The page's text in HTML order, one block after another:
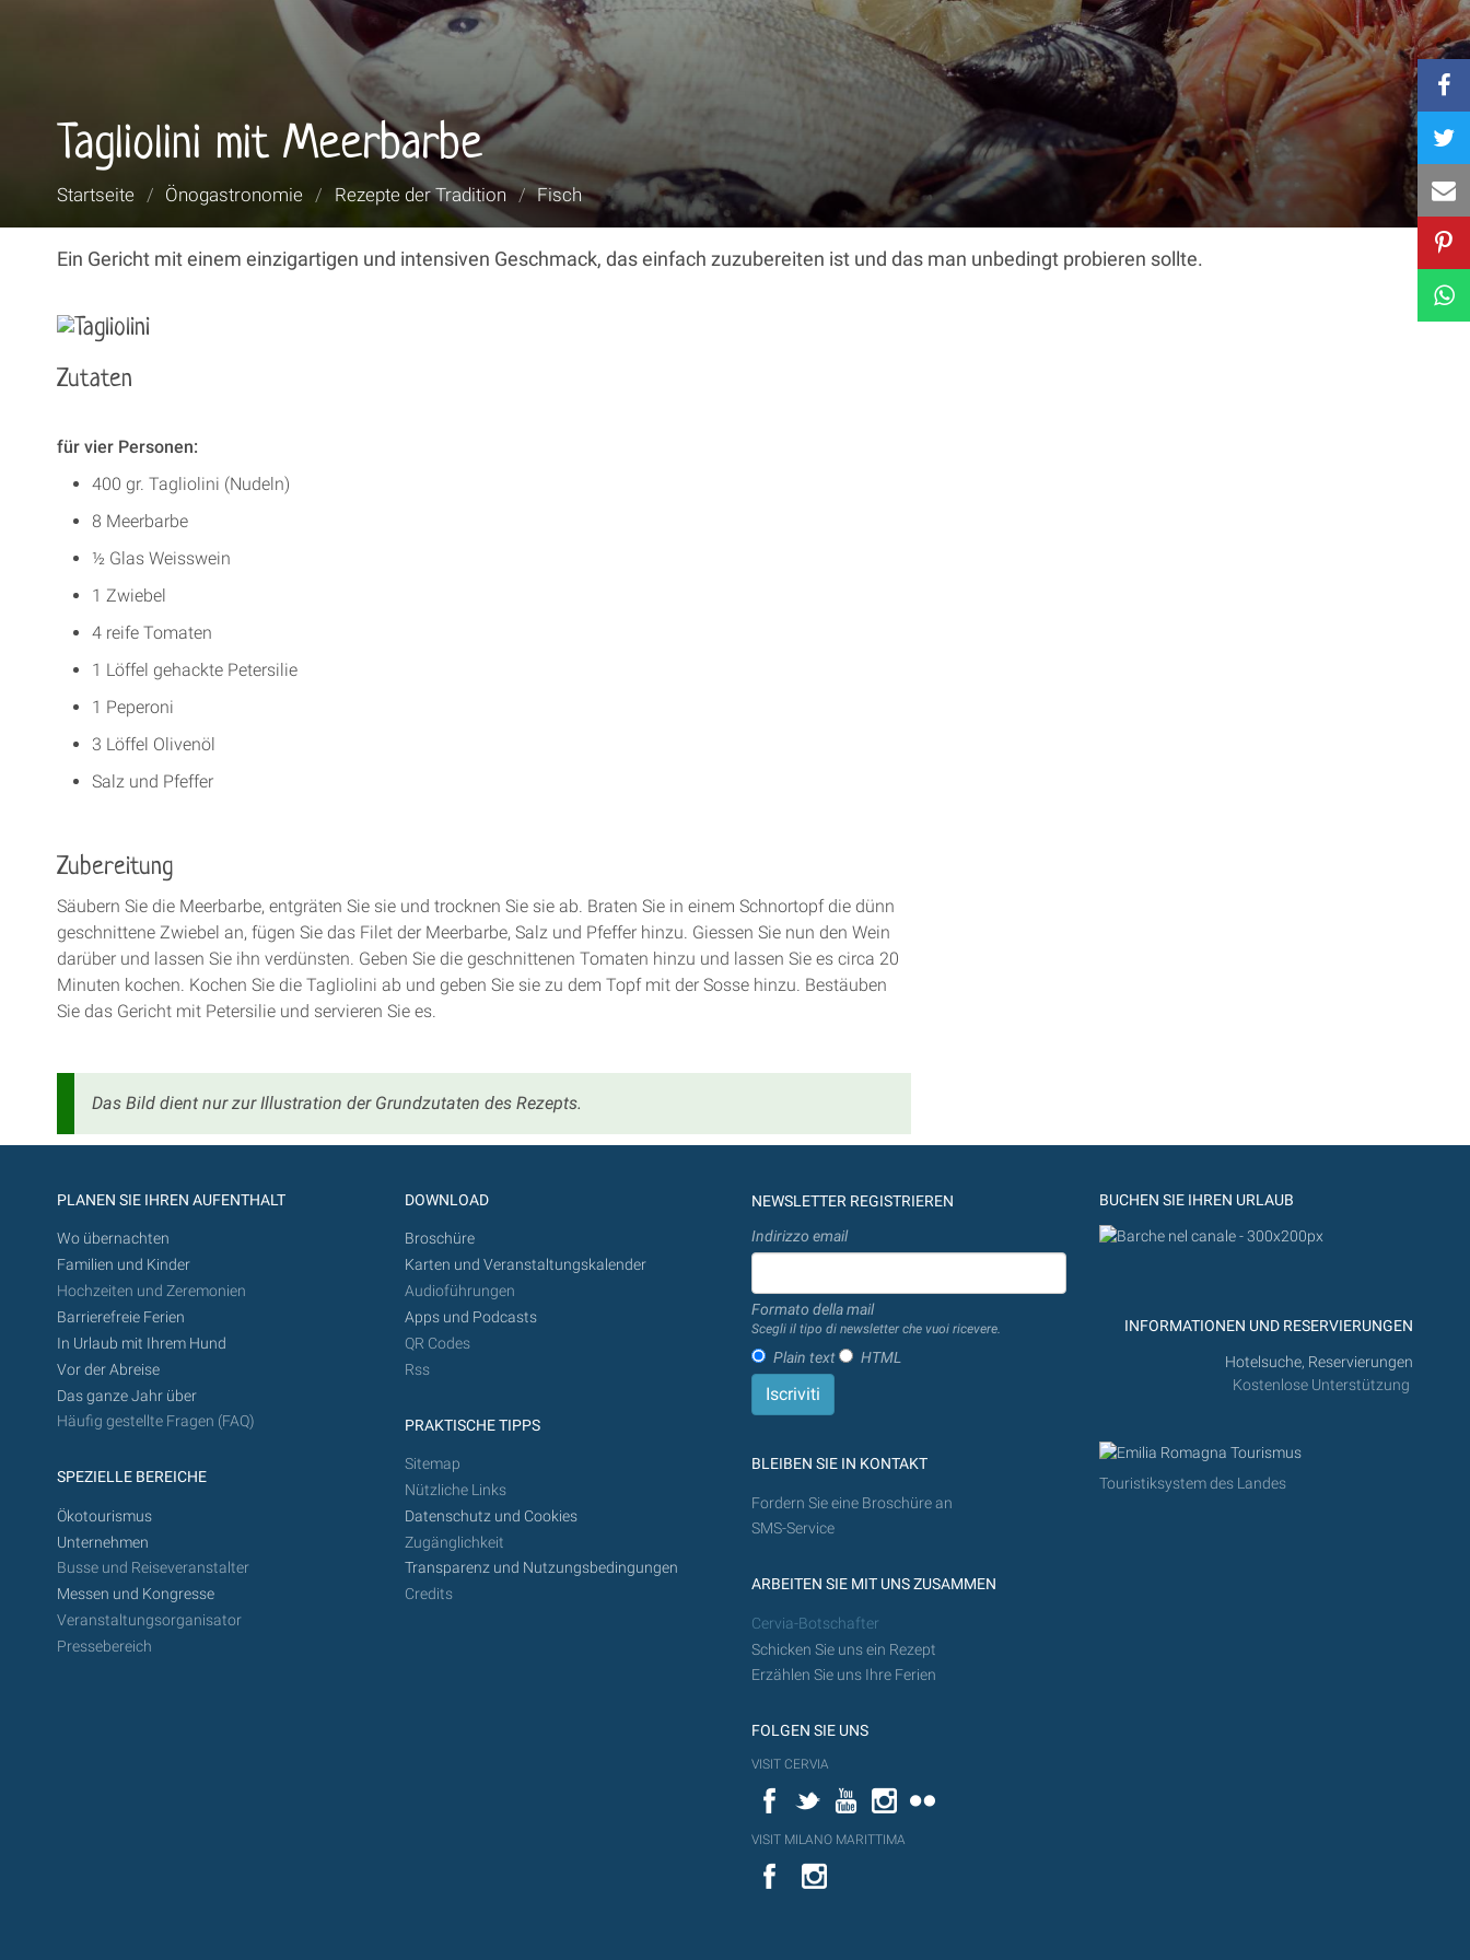
Tagliolini mit Meerbarbe
Sie
Startseite / Önogastronomie / Rezepte der Tradition / Fisch
Ein Gericht mit einem einzigartigen und intensiven Geschmack, das einfach zuzubereiten ist und das man unbedingt probieren sollte.
Zutaten
für vier Personen:
400 gr. Tagliolini (Nudeln)
8 Meerbarbe
½ Glas Weisswein
1 Zwiebel
4 reife Tomaten
1 Löffel gehackte Petersilie
1 Peperoni
3 Löffel Olivenöl
Salz und Pfeffer
Zubereitung
Säubern Sie die Meerbarbe, entgräten Sie sie und trocknen Sie sie ab. Braten Sie in einem Schnortopf die dünn
geschnittene Zwiebel an, fügen Sie das Filet der Meerbarbe, Salz und Pfeffer hinzu. Giessen Sie nun den Wein
darüber und lassen Sie ihn verdünsten. Geben Sie die geschnittenen Tomaten hinzu und lassen Sie es circa 20
Minuten kochen. Kochen Sie die Tagliolini ab und geben Sie sie zu dem Topf mit der Sosse hinzu. Bestäuben
Sie das Gericht mit Petersilie und servieren Sie es.
Das Bild dient nur zur Illustration der Grundzutaten des Rezepts.
PLANEN SIE IHREN AUFENTHALT
Wo übernachten
Familien und Kinder
Hochzeiten und Zeremonien
Barrierefreie Ferien
In Urlaub mit Ihrem Hund
Vor der Abreise
Das ganze Jahr über
Häufig gestellte Fragen (FAQ)
SPEZIELLE BEREICHE
Ökotourismus
Unternehmen
Busse und Reiseveranstalter
Messen und Kongresse
Veranstaltungsorganisator
Pressebereich
DOWNLOAD
Broschüre
Karten und Veranstaltungskalender
Audioführungen
Apps und Podcasts
QR Codes
Rss
PRAKTISCHE TIPPS
Sitemap
Nützliche Links
Datenschutz und Cookies
Zugänglichkeit
Transparenz und Nutzungsbedingungen
Credits
NEWSLETTER REGISTRIEREN
Indirizzo email
Formato della mail
Scegli il tipo di newsletter che vuoi ricevere.
Plain text HTML
BLEIBEN SIE IN KONTAKT
Fordern Sie eine Broschüre an
SMS-Service
ARBEITEN SIE MIT UNS ZUSAMMEN
Cervia-Botschafter
Schicken Sie uns ein Rezept
Erzählen Sie uns Ihre Ferien
FOLGEN SIE UNS
VISIT CERVIA
FacebookTwitterYouTubeInstagram
VISIT MILANO MARITTIMA
YouTube
BUCHEN SIE IHREN URLAUB
INFORMATIONEN UND RESERVIERUNGEN
Hotelsuche, Reservierungen
Kostenlose Unterstützung
Touristiksystem des Landes